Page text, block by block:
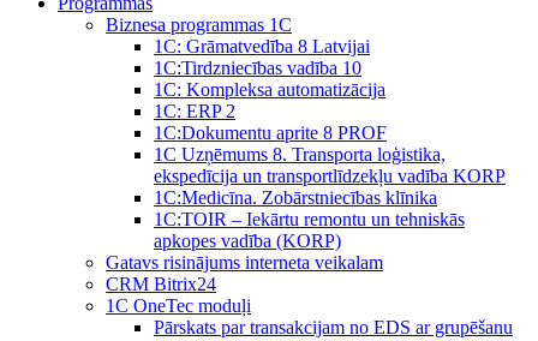
Biznesa programmas 1C
1C: Grāmatvedība 8 Latvijai
1C:Tirdzniecības vadība 10
1С: Kompleksa automatizācija
1C: ERP 2
1С:Dokumentu aprite 8 PROF
1C Uzņēmums 8. Transporta loģistika,
ekspedīcija un transportlīdzekļu vadība KORP
1C:Medicīna. Zobārstniecības klīnika
1C:TOIR – Iekārtu remontu un tehniskās
apkopes vadība (KORP)
Gatavs risinājums interneta veikalam
CRM Bitrix24
1С OneTec moduļi
Pārskats par transakcijam no EDS ar grupēšanu